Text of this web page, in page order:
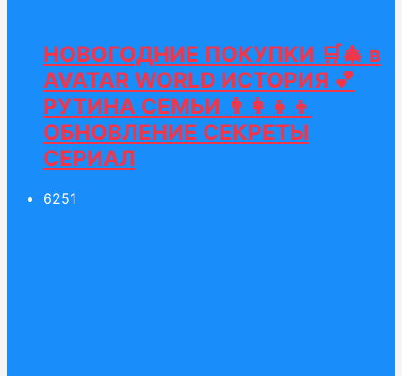
НОВОГОДНИЕ ПОКУПКИ 🛒🎄 в
AVATAR WORLD ИСТОРИЯ 💕
РУТИНА СЕМЬИ 👨‍👩‍👧‍👦
ОБНОВЛЕНИЕ СЕКРЕТЫ
СЕРИАЛ
6251